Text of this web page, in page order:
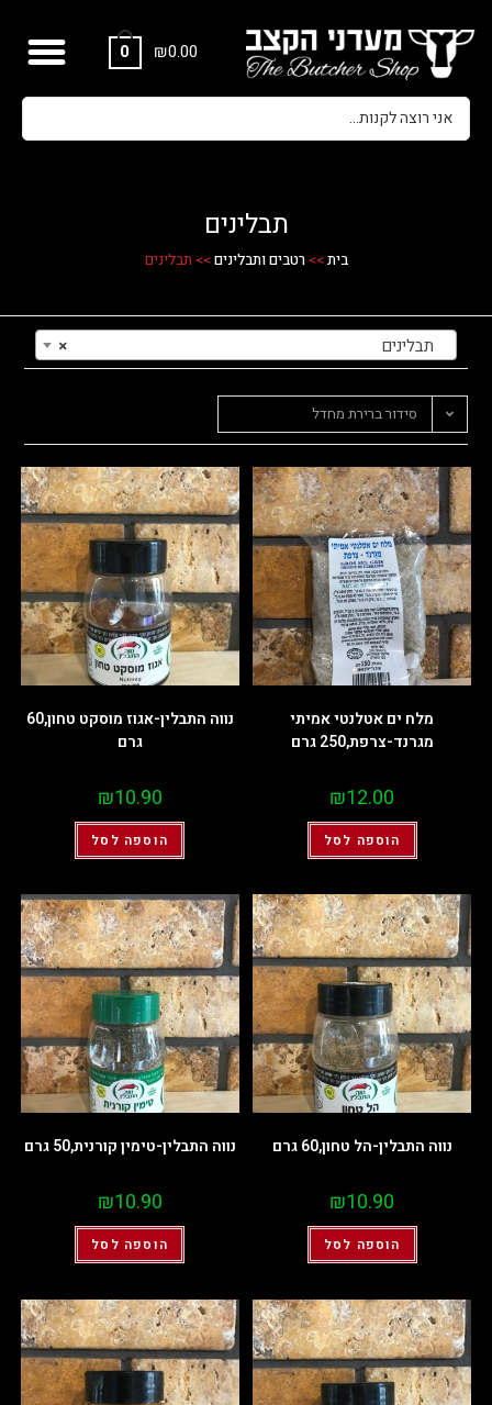
₪0.00
0
תבלינים
בית>>רטבים ותבלינים>> תבלינים
× תבלינים
סידור ברירת מחדל
מלח ים אטלנטי אמיתי
מגרנד-צרפת,250 גרם
₪12.00
הוספה לסל
נווה התבלין-אגוז מוסקט טחון,60
גרם
₪10.90
הוספה לסל
נווה התבלין-הל טחון,60 גרם
₪10.90
הוספה לסל
נווה התבלין-טימין קורנית,50 גרם
₪10.90
הוספה לסל